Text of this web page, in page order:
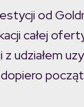
od
całej
udziałem